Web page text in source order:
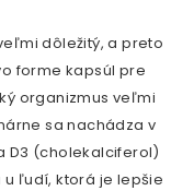
dôležitý, a preto
forme kapsúl pre
organizmus veľmi
sa nachádza v
D3 (cholekalciferol)
ľudí, ktorá je lepšie